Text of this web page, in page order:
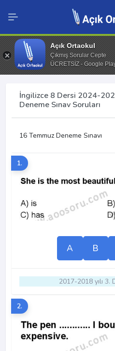
Açık Ortaokul
Çıkmış Sorular Cepte
ÜCRETSİZ - Google
İngilizce 8 Dersi 2024-
Deneme Sınav Soruları
16 Temmuz Deneme Sınavı
1.
A B
2017-2018 yılı 3.
2.